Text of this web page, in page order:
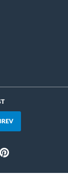
Pinterest